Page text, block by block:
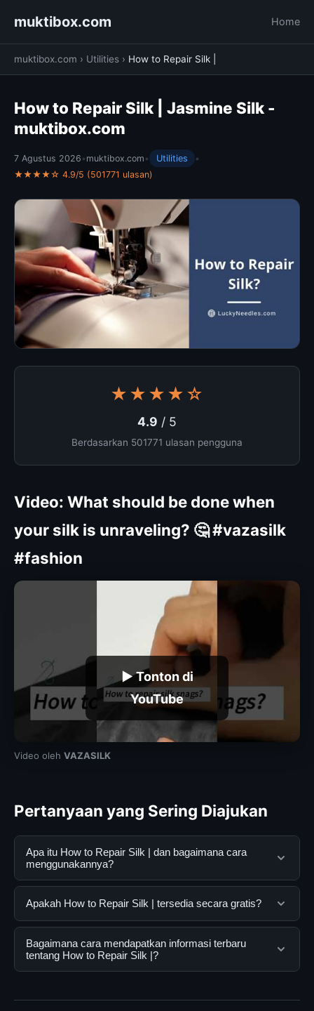
muktibox.com Home
muktibox.com › Utilities › How to Repair Silk |
How to Repair Silk | Jasmine Silk -
muktibox.com
7 Agustus 2026 • muktibox.com • Utilities
•
★★★★☆ 4.9/5 (501771 ulasan)
★★★★☆
4.9 / 5
Berdasarkan 501771 ulasan pengguna
Video: What should be done when
your silk is unraveling? 🤔 #vazasilk
#fashion
▶ Tonton di
YouTube
Video oleh VAZASILK
Pertanyaan yang Sering Diajukan
Apa itu How to Repair Silk | dan bagaimana cara
menggunakannya?
How to Repair Silk | adalah layanan digital yang
informasi lengkap dan terpercaya. Anda dapat
menggunakannya dengan mengunjungi situs resmi dan
mengikuti panduan yang tersedia.
Apakah How to Repair Silk | tersedia secara gratis?
Ya, How to Repair Silk | dapat diakses secara gratis
oleh semua pengguna. Tidak ada biaya tersembunyi
atau langganan yang diperlukan untuk menggunakan
Bagaimana cara mendapatkan informasi terbaru
tentang How to Repair Silk |?